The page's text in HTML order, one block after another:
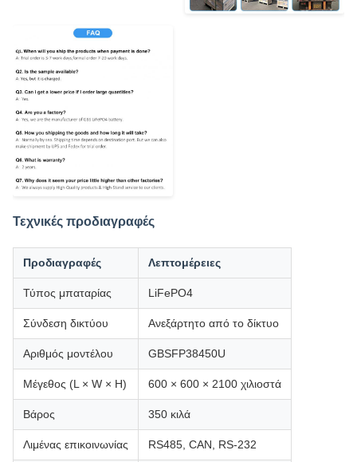
Τεχνικές προδιαγραφές
Προδιαγραφές Λεπτομέρειες
Τύπος μπαταρίας LiFePO4
Σύνδεση δικτύου Ανεξάρτητο από το δίκτυο
Αριθμός μοντέλου GBSFP38450U
Μέγεθος (L × W × H) 600 × 600 × 2100 χιλιοστά
Βάρος 350 κιλά
Λιμένας επικοινωνίας RS485, CAN, RS-232